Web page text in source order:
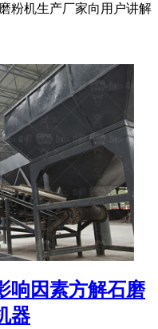
粉机生产厂家向用户讲解
响因素方解石磨
器